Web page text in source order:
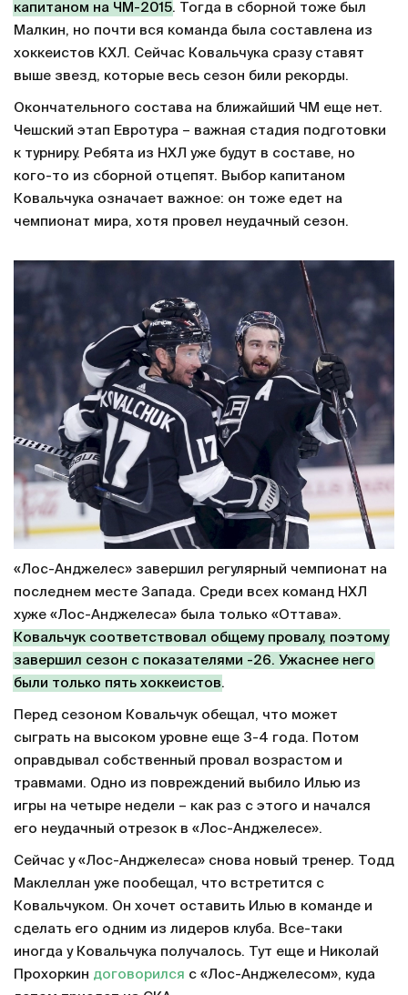
капитаном на ЧМ-2015. Тогда в сборной тоже был
Малкин, но почти вся команда была составлена из
хоккеистов КХЛ. Сейчас Ковальчука сразу ставят
выше звезд, которые весь сезон били рекорды.
Окончательного состава на ближайший ЧМ еще нет.
Чешский этап Евротура – важная стадия подготовки
к турниру. Ребята из НХЛ уже будут в составе, но
кого-то из сборной отцепят. Выбор капитаном
Ковальчука означает важное: он тоже едет на
чемпионат мира, хотя провел неудачный сезон.
«Лос-Анджелес» завершил регулярный чемпионат на
последнем месте Запада. Среди всех команд НХЛ
хуже «Лос-Анджелеса» была только «Оттава».
Ковальчук соответствовал общему провалу, поэтому
завершил сезон с показателями -26. Ужаснее него
были только пять хоккеистов.
Перед сезоном Ковальчук обещал, что может
сыграть на высоком уровне еще 3-4 года. Потом
оправдывал собственный провал возрастом и
травмами. Одно из повреждений выбило Илью из
игры на четыре недели – как раз с этого и начался
его неудачный отрезок в «Лос-Анджелесе».
Сейчас у «Лос-Анджелеса» снова новый тренер. Тодд
Маклеллан уже пообещал, что встретится с
Ковальчуком. Он хочет оставить Илью в команде и
сделать его одним из лидеров клуба. Все-таки
иногда у Ковальчука получалось. Тут еще и Николай
Прохоркин договорился с «Лос-Анджелесом», куда